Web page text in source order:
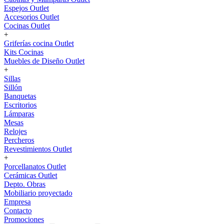
Espejos Outlet
Accesorios Outlet
Cocinas Outlet
+
Griferías cocina Outlet
Kits Cocinas
Muebles de Diseño Outlet
+
Sillas
Sillón
Banquetas
Escritorios
Lámparas
Mesas
Relojes
Percheros
Revestimientos Outlet
+
Porcellanatos Outlet
Cerámicas Outlet
Depto. Obras
Mobiliario proyectado
Empresa
Contacto
Promociones